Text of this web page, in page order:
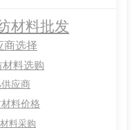
材料批发
商选择
材料选购
应商
料价格
料采购